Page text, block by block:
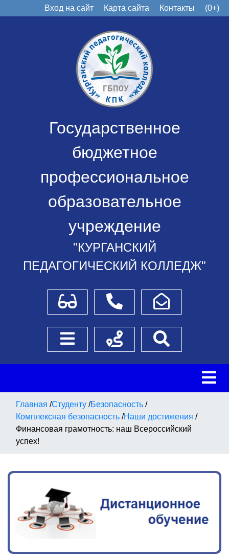
Вход на сайт Карта сайта Контакты (0+)
Государственное
бюджетное
профессиональное
образовательное
учреждение
"КУРГАНСКИЙ
ПЕДАГОГИЧЕСКИЙ КОЛЛЕДЖ"
Для слабовидящихТелефоныНаписать обращение
Боковое менюСхема проезда
Главная /Студенту /Безопасность /
Комплексная безопасность /Наши достижения /
Финансовая грамотность: наш Всероссийский
успех!